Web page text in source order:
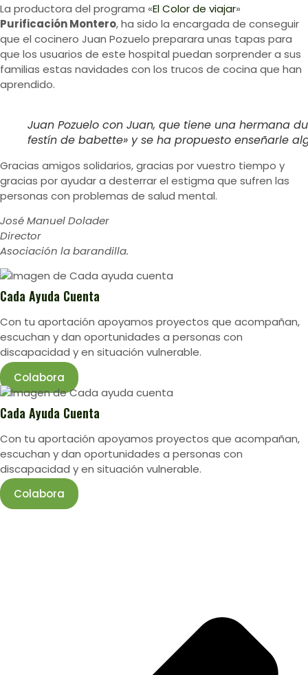
La productora del programa «El Color de viajar»
Purificación Montero, ha sido la encargada de conseguir
que el cocinero Juan Pozuelo preparara unas tapas para
que los usuarios de este hospital puedan sorprender a sus
familias estas navidades con los trucos de cocina que han
aprendido.
Juan Pozuelo con Juan, que tiene una hermana
festín de babette» y se ha propuesto enseñarle
Gracias amigos solidarios, gracias por vuestro tiempo y
gracias por ayudar a desterrar el estigma que sufren las
personas con problemas de salud mental.
José Manuel Dolader
Director
Asociación la barandilla.
Cada Ayuda Cuenta
Con tu aportación apoyamos proyectos que acompañan,
escuchan y dan oportunidades a personas con
discapacidad y en situación vulnerable.
Colabora
Cada Ayuda Cuenta
Con tu aportación apoyamos proyectos que acompañan,
escuchan y dan oportunidades a personas con
discapacidad y en situación vulnerable.
Colabora